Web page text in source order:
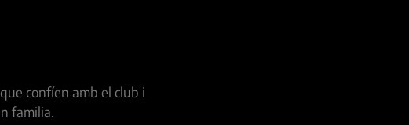
confíen amb el club i
familia.